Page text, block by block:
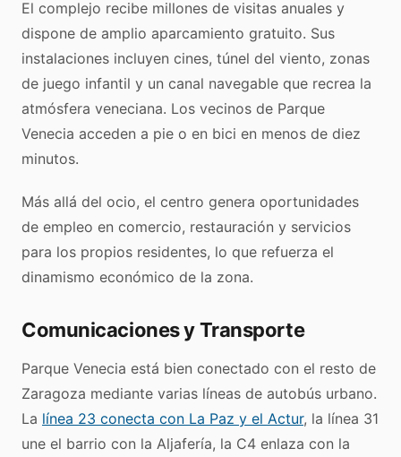
El complejo recibe millones de visitas anuales y
dispone de amplio aparcamiento gratuito. Sus
instalaciones incluyen cines, túnel del viento, zonas
de juego infantil y un canal navegable que recrea la
atmósfera veneciana. Los vecinos de Parque
Venecia acceden a pie o en bici en menos de diez
minutos.
Más allá del ocio, el centro genera oportunidades
de empleo en comercio, restauración y servicios
para los propios residentes, lo que refuerza el
dinamismo económico de la zona.
Comunicaciones y Transporte
Parque Venecia está bien conectado con el resto de
Zaragoza mediante varias líneas de autobús urbano.
La línea 23 conecta con La Paz y el Actur, la línea 31
une el barrio con la Aljafería, la C4 enlaza con la